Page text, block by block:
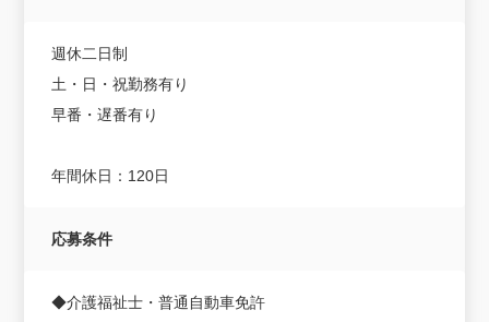
週休二日制
土・日・祝勤務有り
早番・遅番有り
年間休日：120日
応募条件
◆介護福祉士・普通自動車免許